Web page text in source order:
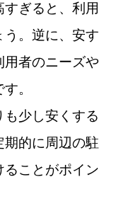
ぎると、利用
。逆に、安す
用者のニーズや
。
少し安くする
期的に周辺の駐
ことがポイン